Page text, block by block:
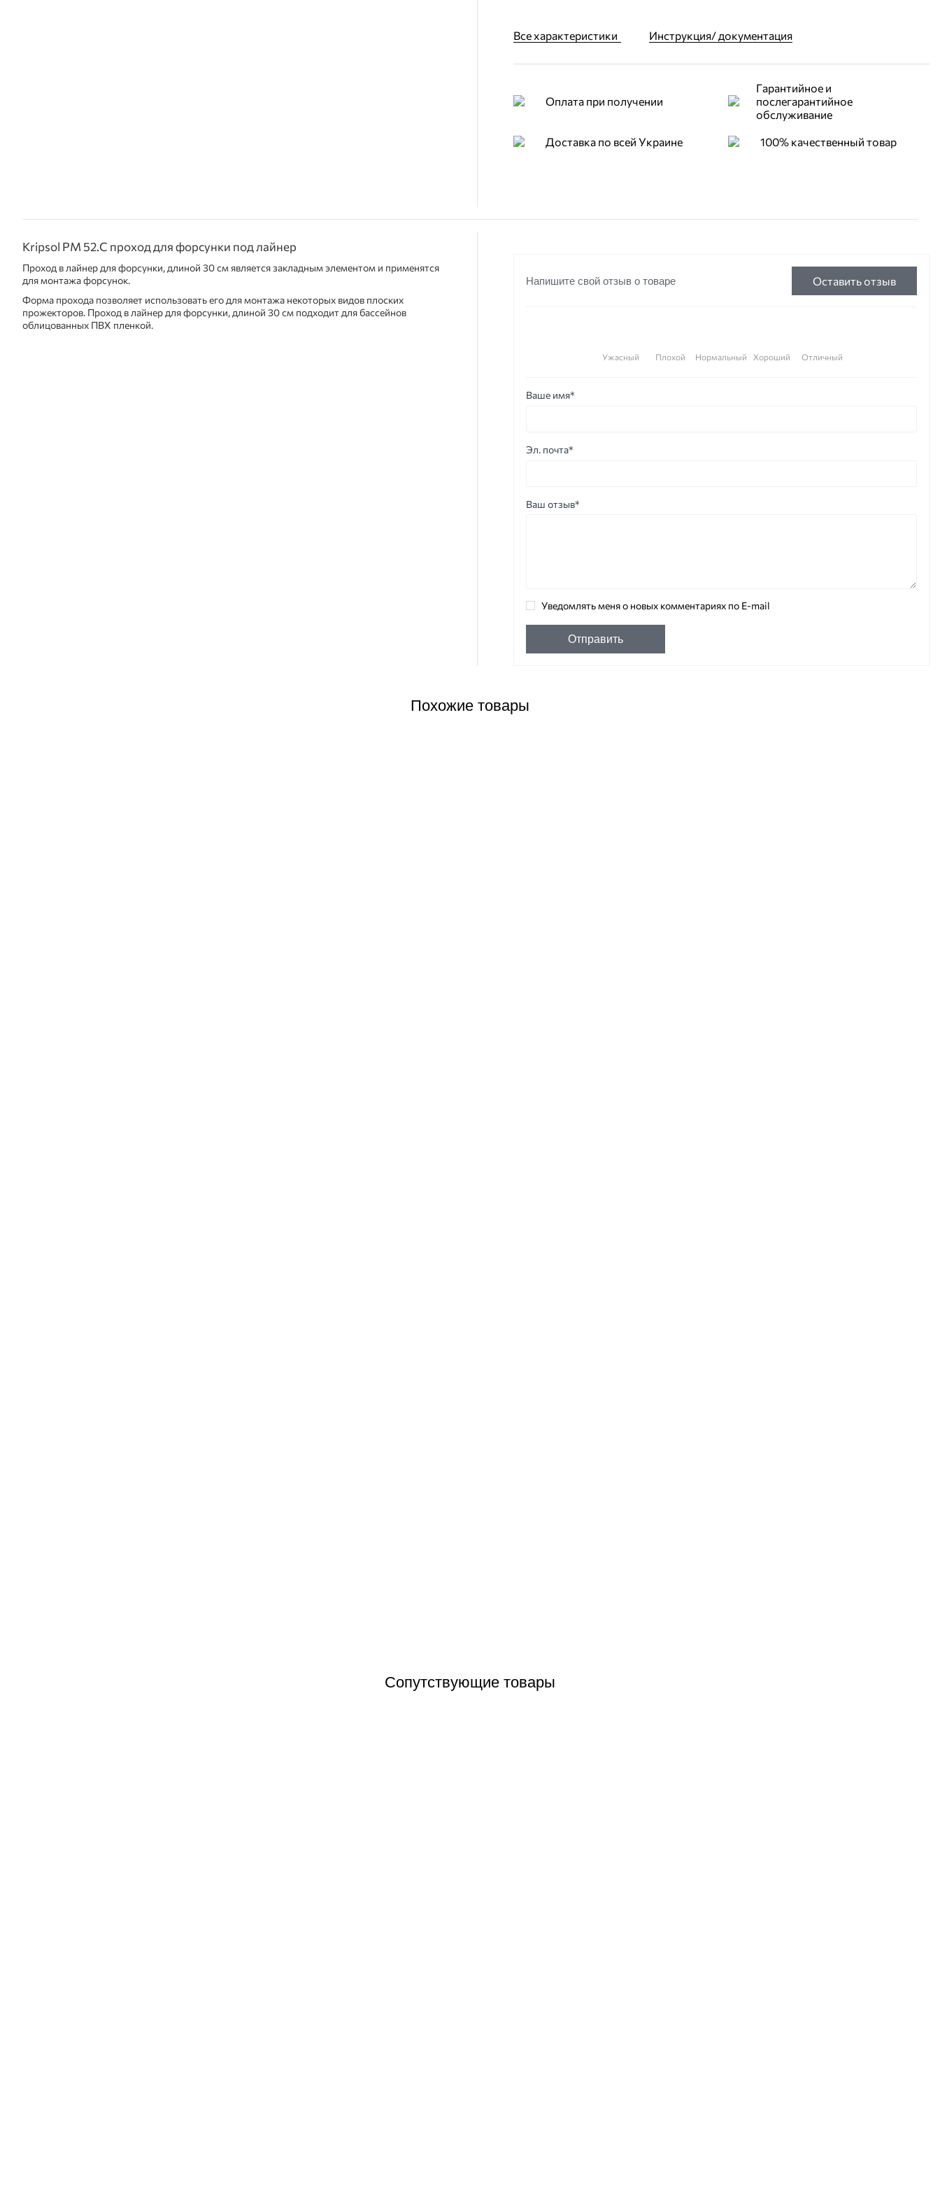
Все характеристики Инструкция/ документация
Оплата при получении
Гарантийное и
послегарантийное
обслуживание
Доставка по всей Украине 100% качественный товар
Kripsol PM 52.C проход для форсунки под лайнер
Проход в лайнер для форсунки, длиной 30 см является закладным элементом и применятся
для монтажа форсунок.
Форма прохода позволяет использовать его для монтажа некоторых видов плоских
прожекторов. Проход в лайнер для форсунки, длиной 30 см подходит для бассейнов
облицованных ПВХ пленкой.
Напишите свой отзыв о товаре Оставить отзыв
Отличный
Хороший
Нормальный
Плохой
Ужасный
Ваше имя*
Эл. почта*
Ваш отзыв*
Уведомлять меня о новых комментариях по E-mail
Отправить
Похожие товары
Сопутствующие товары